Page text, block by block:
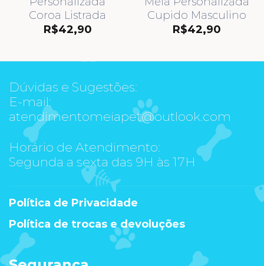
Coroa Listrada
R$42,90
Cupido Masculino
R$42,90
Dúvidas e Sugestões:
E-mail:
atendimentomeiapet@outlook.com
Horário de Atendimento:
Segunda a sexta das 9H às 17H
Política de Privacidade
Política de trocas e devoluções